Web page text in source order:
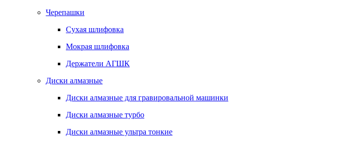
Черепашки
Сухая шлифовка
Мокрая шлифовка
Держатели АГШК
Диски алмазные
Диски алмазные для гравировальной машинки
Диски алмазные турбо
Диски алмазные ультра тонкие